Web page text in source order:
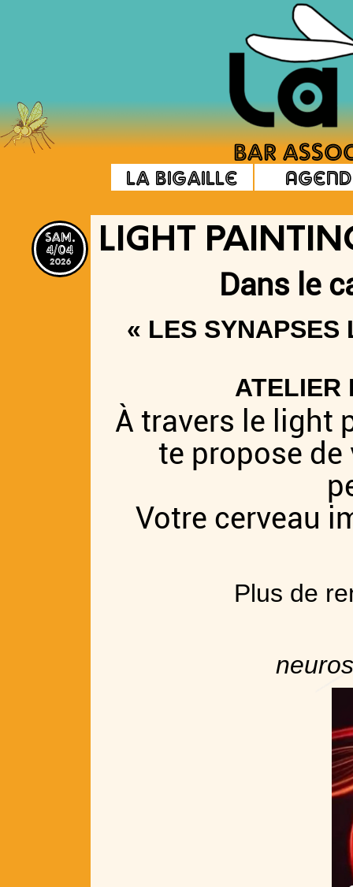
La Bigaille
sam.
4/04
2026
LIGHT
Dans le
« LES SYNAPSES
ATELIER
À travers le light
te propose de
Votre cerveau
Plus de